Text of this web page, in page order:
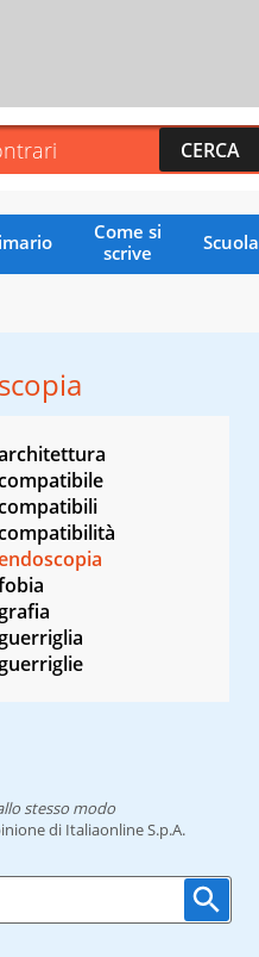
Come si
scrive
Scuola
stesso modo
di Italiaonline S.p.A.